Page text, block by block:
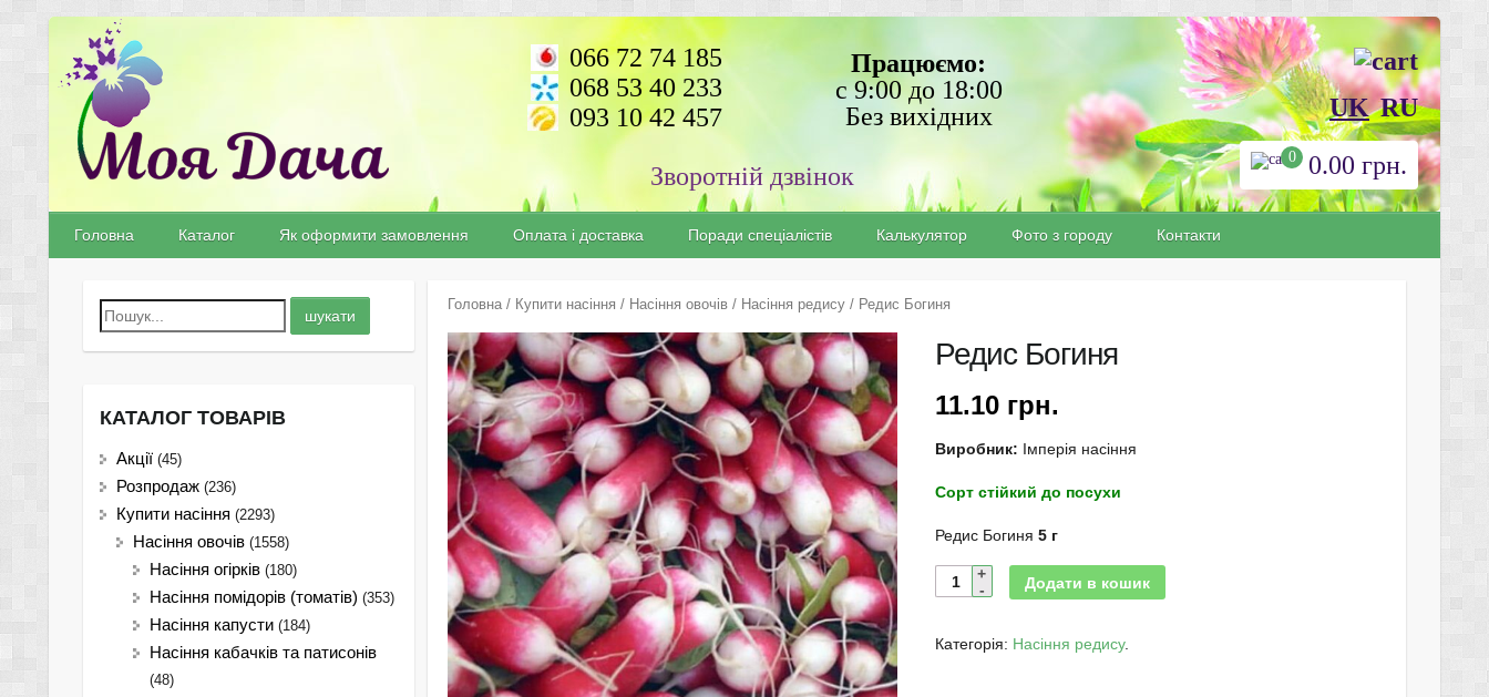
066 72 74 185
068 53 40 233
093 10 42 457
Працюємо:
с 9:00 до 18:00
Без вихідних
UK RU
0 0.00 грн.
Зворотній дзвінок
Головна Каталог Як оформити замовлення Оплата і доставка Поради спеціалістів Калькулятор Фото з городу Контакти
Головна/ Купити насіння / Насіння овочів/ Насіння редису/ Редис Богиня
Редис Богиня
11.10 грн.
Виробник: Імперія насіння
Сорт стійкий до посухи
Редис Богиня5 г
Додати в кошик
Категорія: Насіння редису.
КАТАЛОГ ТОВАРІВ
Акції (45)
Розпродаж (236)
Купити насіння (2293)
Насіння овочів (1558)
Насіння огірків (180)
Насіння помідорів (томатів) (353)
Насіння капусти (184)
Насіння кабачків та патисонів
(48)